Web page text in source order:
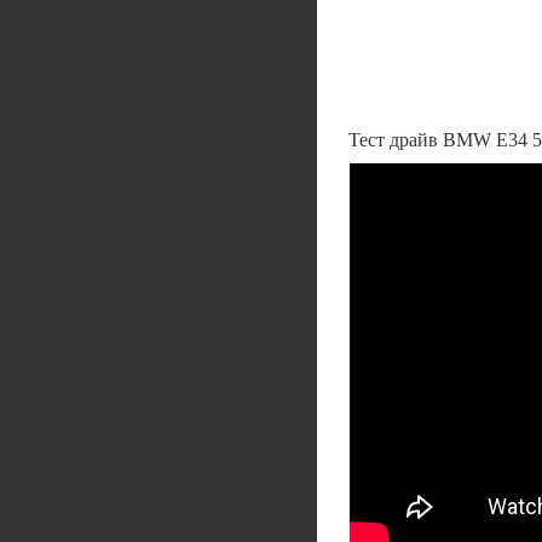
Тест драйв BMW E34